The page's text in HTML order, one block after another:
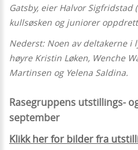
Gatsby, eier Halvor Sigfridstad
kullsøsken og juniorer
Nederst: Noen av deltakerne i
høyre Kristin Løken, Wenche
Martinsen og Yelena Saldina.
Rasegruppens utstillings-
september
Klikk her for bilder fra